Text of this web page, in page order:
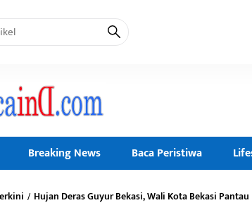
Breaking News Baca Peristiwa
/ Hujan Deras Guyur Bekasi, Wali Kota Bekasi